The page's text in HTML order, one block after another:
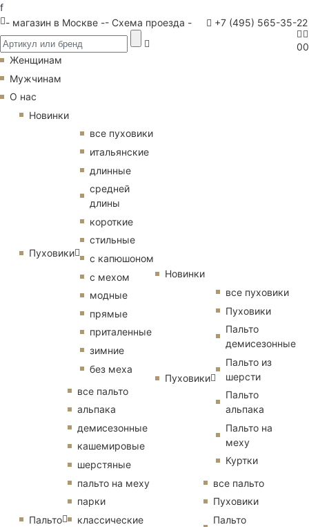
f
- магазин в Москве -- Схема проезда - +7 (495) 565-35-22
00
Женщинам
Мужчинам
О нас
Новинки
Пуховики
все пуховики
итальянские
длинные
средней
длины
короткие
стильные
с капюшоном
с мехом
модные
прямые
приталенные
зимние
без меха
Пальто
все пальто
альпака
демисезонные
кашемировые
шерстяные
пальто на меху
парки
классические
Новинки
Пуховики
все пуховики
Пуховики
Пальто
демисезонные
Пальто из
шерсти
Пальто
альпака
Пальто на
меху
Куртки
все пальто
Пуховики
Пальто